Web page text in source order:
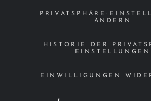
PRIVATSPHÄRE-
ÄNDERN
HISTORIE DER
EINSTELLUNGEN
EINWILLIGUNGEN